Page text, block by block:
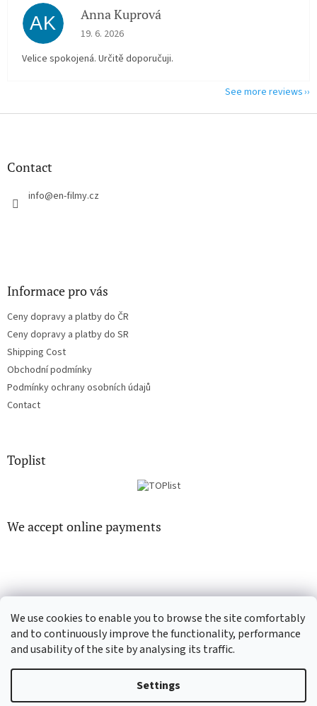
We use cookies to enable you to browse the site comfortably
and to continuously improve the functionality, performance
and usability of the site by analysing its traffic.
Settings
AK Anna Kuprová
The store rating is 5 out of 5 stars.
19. 6. 2026
Velice spokojená. Určitě doporučuji.
See more reviews
F
Contact
info@en-filmy.cz
Informace pro vás
Ceny dopravy a platby do ČR
Ceny dopravy a platby do SR
Shipping Cost
Obchodní podmínky
Podmínky ochrany osobních údajů
Contact
Toplist
We accept online payments
CD-Soundtrack.cz CD-hudba.cz
Created by Shoptet